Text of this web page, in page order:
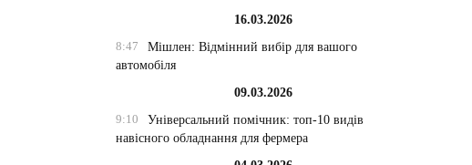
16.03.2026
8:47
Мішлен: Відмінний вибір для вашого
автомобіля
09.03.2026
9:10
Універсальний помічник: топ-10 видів
навісного обладнання для фермера